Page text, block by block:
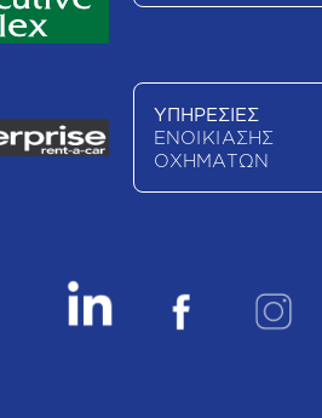
ΥΠΗΡΕΣΙΕΣ
ΕΝΟΙΚΙΑΣΗΣ
ΟΧΗΜΑΤΩΝ